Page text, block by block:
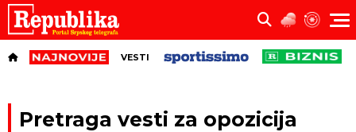
VESTI
Pretraga vesti za opozicija